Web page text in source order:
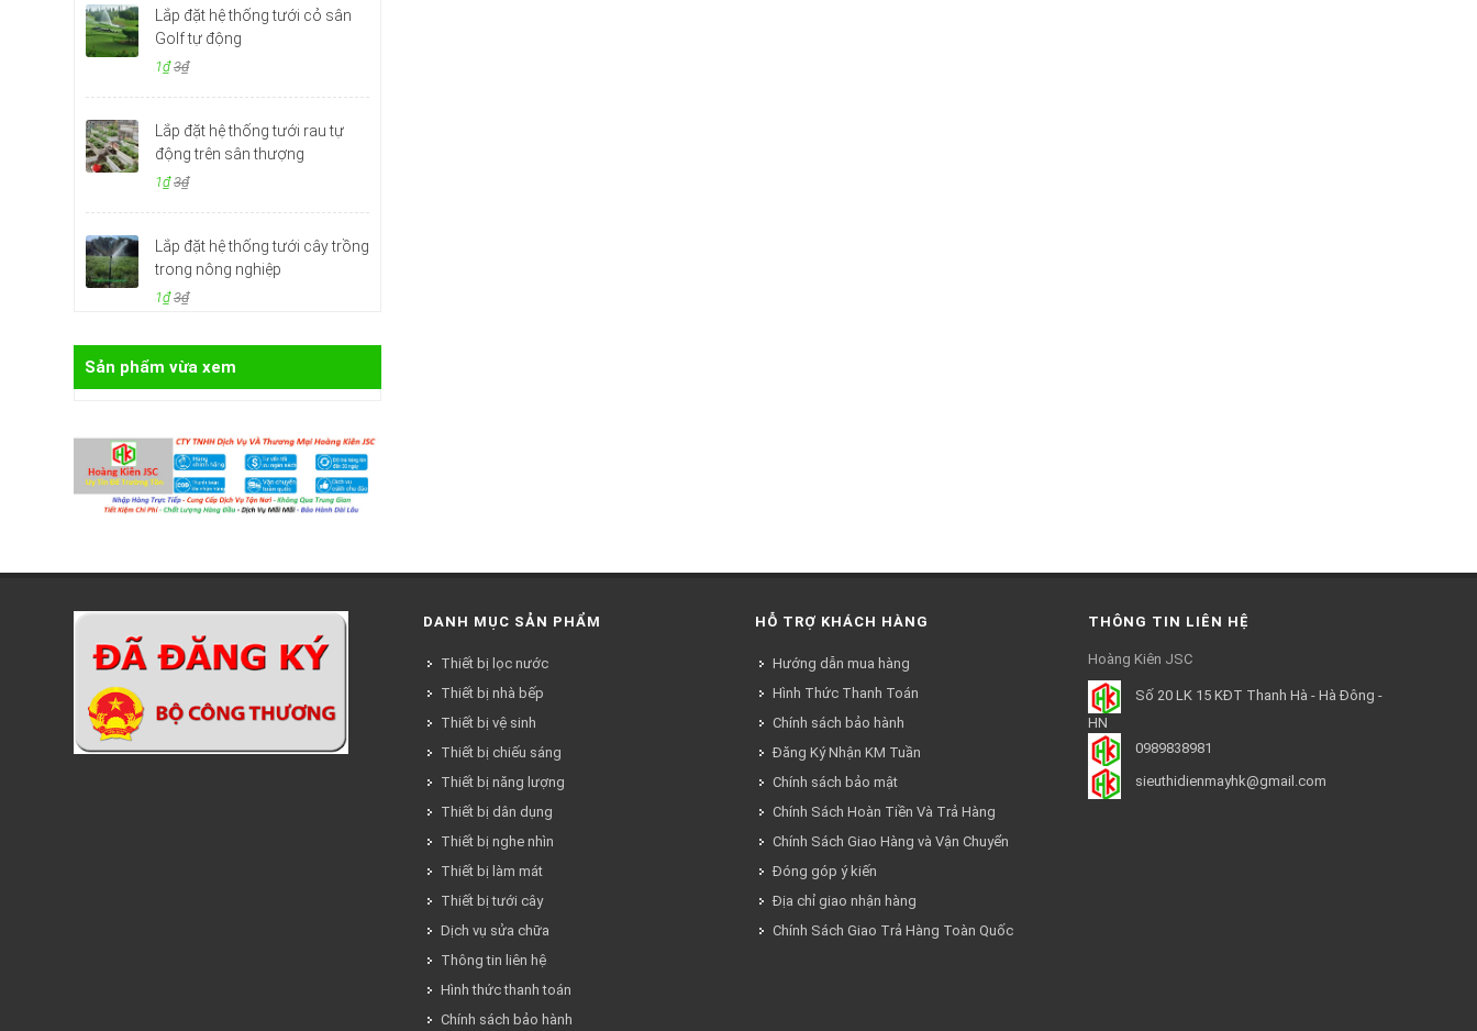
Lắp đặt hệ thống tưới cỏ sân
Golf tự động
1₫ 3₫
Lắp đặt hệ thống tưới rau tự
động trên sân thượng
1₫ 3₫
Lắp đặt hệ thống tưới cây trồng
trong nông nghiệp
1₫ 3₫
Sản phẩm vừa xem
DANH MỤC SẢN PHẨM
Thiết bị lọc nước
Thiết bị nhà bếp
Thiết bị vệ sinh
Thiết bị chiếu sáng
Thiết bị năng lượng
Thiết bị dân dụng
Thiết bị nghe nhìn
Thiết bị làm mát
Thiết bị tưới cây
Dịch vụ sửa chữa
Thông tin liên hệ
Hình thức thanh toán
Chính sách bảo hành
HỖ TRỢ KHÁCH HÀNG
Hướng dẫn mua hàng
Hình Thức Thanh Toán
Chính sách bảo hành
Đăng Ký Nhận KM Tuần
Chính sách bảo mật
Chính Sách Hoàn Tiền Và Trả Hàng
Chính Sách Giao Hàng và Vận Chuyển
Đóng góp ý kiến
Địa chỉ giao nhận hàng
Chính Sách Giao Trả Hàng Toàn Quốc
THÔNG TIN LIÊN HỆ
Hoàng Kiên JSC
Số 20 LK 15 KĐT Thanh Hà - Hà Đông -
HN
0989838981
sieuthidienmayhk@gmail.com